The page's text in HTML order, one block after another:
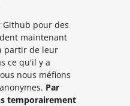
Github pour des
maintenant
partir de leur
ce qu'il y a
nous méfions
Par
temporairement